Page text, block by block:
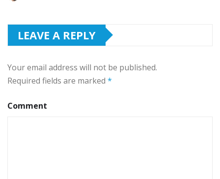
LEAVE A REPLY
Your email address will not be published.
Required fields are marked *
Comment